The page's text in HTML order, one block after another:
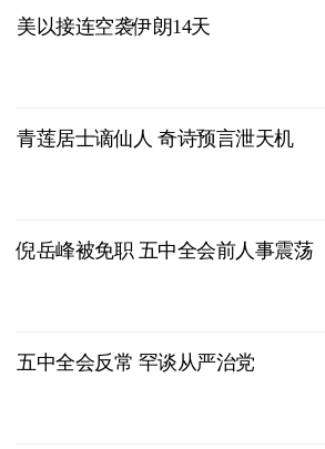
美以接连空袭伊朗14天
青莲居士谪仙人 奇诗预言泄天机
倪岳峰被免职 五中全会前人事震荡
五中全会反常 罕谈从严治党